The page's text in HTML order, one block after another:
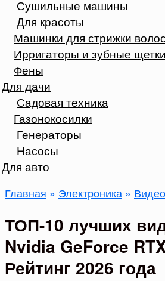
Сушильные машины
Для красоты
Машинки для стрижки волос
Ирригаторы и зубные щетки
Фены
Для дачи
Садовая техника
Газонокосилки
Генераторы
Насосы
Для авто
Главная » Электроника »
ТОП-10 лучших
Nvidia GeForce
Рейтинг 2026 года